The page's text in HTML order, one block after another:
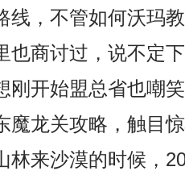
线，不管如何沃玛
也商讨过，说不定
刚开始盟总省也嘲
魔龙关攻略，触目
林来沙漠的时候，